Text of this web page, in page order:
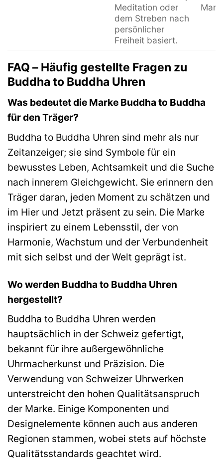
Meditation oder
dem Streben nach
persönlicher
Freiheit basiert.
FAQ – Häufig gestellte Fragen zu
Buddha to Buddha Uhren
Was bedeutet die Marke Buddha to Buddha
für den Träger?
Buddha to Buddha Uhren sind mehr als nur
Zeitanzeiger; sie sind Symbole für ein
bewusstes Leben, Achtsamkeit und die Suche
nach innerem Gleichgewicht. Sie erinnern den
Träger daran, jeden Moment zu schätzen und
im Hier und Jetzt präsent zu sein. Die Marke
inspiriert zu einem Lebensstil, der von
Harmonie, Wachstum und der Verbundenheit
mit sich selbst und der Welt geprägt ist.
Wo werden Buddha to Buddha Uhren
hergestellt?
Buddha to Buddha Uhren werden
hauptsächlich in der Schweiz gefertigt,
bekannt für ihre außergewöhnliche
Uhrmacherkunst und Präzision. Die
Verwendung von Schweizer Uhrwerken
unterstreicht den hohen Qualitätsanspruch
der Marke. Einige Komponenten und
Designelemente können auch aus anderen
Regionen stammen, wobei stets auf höchste
Qualitätsstandards geachtet wird.